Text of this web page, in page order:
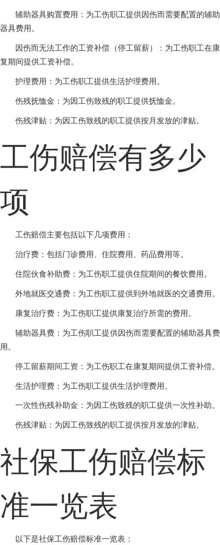
辅助器具购置费用：为工伤职工提供因伤而需要配置的辅助
器具费用。
因伤而无法工作的工资补偿（停工留薪）：为工伤职工在康
复期间提供工资补偿。
护理费用：为工伤职工提供生活护理费用。
伤残抚恤金：为因工伤致残的职工提供抚恤金。
伤残津贴：为因工伤致残的职工提供按月发放的津贴。
工伤赔偿有多少
项
工伤赔偿主要包括以下几项费用：
治疗费：包括门诊费用、住院费用、药品费用等。
住院伙食补助费：为工伤职工提供住院期间的餐饮费用。
外地就医交通费：为工伤职工提供到外地就医的交通费用。
康复治疗费：为工伤职工提供康复治疗所需的费用。
辅助器具费：为工伤职工提供因伤而需要配置的辅助器具费
用。
停工留薪期间工资：为工伤职工在康复期间提供工资补偿。
生活护理费：为工伤职工提供生活护理费用。
一次性伤残补助金：为因工伤致残的职工提供一次性补助。
伤残津贴：为因工伤致残的职工提供按月发放的津贴。
社保工伤赔偿标
准一览表
以下是社保工伤赔偿标准一览表：